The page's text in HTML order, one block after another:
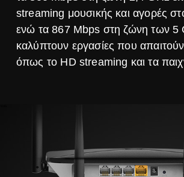
streaming μουσικής και αγορές
ενώ τα 867 Mbps στη ζώνη των 5
καλύπτουν εργασίες που
όπως το HD streaming και τα